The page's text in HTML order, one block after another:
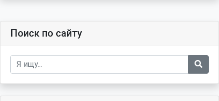
Поиск по сайту